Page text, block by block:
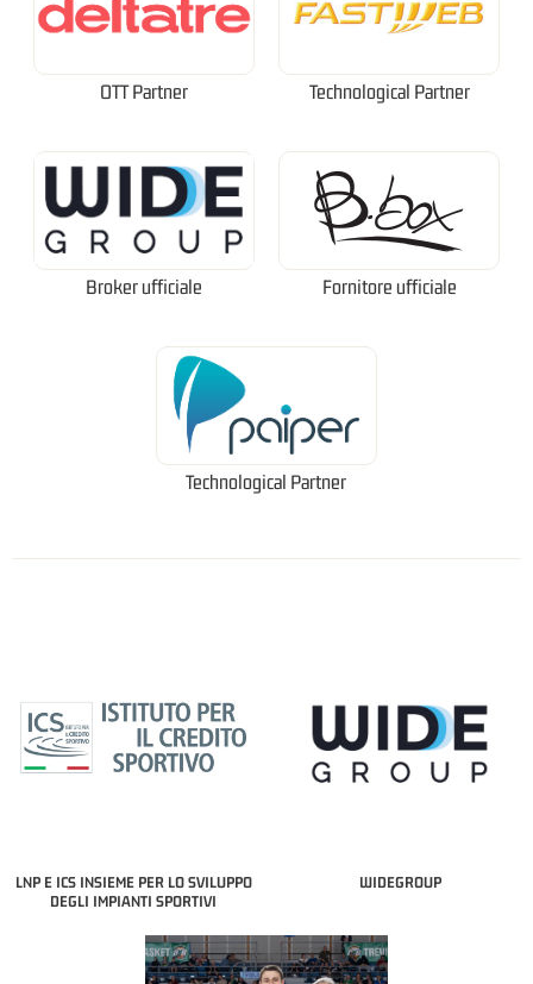
OTT Partner Technological Partner
Broker ufficiale Fornitore ufficiale
Technological Partner
LNP E ICS INSIEME PER LO SVILUPPO
DEGLI IMPIANTI SPORTIVI
WIDEGROUP